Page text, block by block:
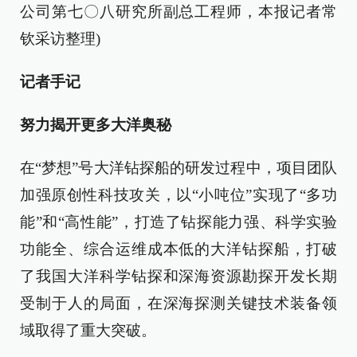
公司第七〇八研究所副总工程师，本报记者常
钦采访整理)
记者手记
努力揭开更多大洋奥秘
在“梦想”号大洋钻探船的研发过程中，项目团队
加强原创性科技攻关，以“小吨位”实现了“多功
能”和“高性能”，打造了钻探能力强、科学实验
功能全、综合运维成本低的大洋钻探船，打破
了我国大洋科学钻探和深海资源勘探开发长期
受制于人的局面，在深海探测关键技术装备领
域取得了重大突破。